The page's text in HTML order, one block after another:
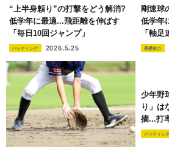
“上半身頼り”の打撃をどう解消?
低学年に最適...飛距離を伸ばす
「毎日10回ジャンプ」
バッティング 2026.5.25
剛速球
低学年
「軸足
基礎体力
少年野
り」は
摘...打
バッティング